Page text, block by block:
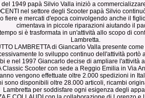
1949 papà Silvio Valla iniziò a
nel settore degli Scooter papà Silvio
fiere e mercati d'epoca coinvolgendo anche il
cimentava in piccole riparazioni aiutando il
si è trasformata in un'attività allo scopo di
Lambretta.
LAMBRETTA di Giancarlo Valla presente
lo sviluppo continuo dell'attività portò
e nel 1997 Giancarlo decise di ampliare l'attività
Classic Scooter con sede a Reggio Emilia in Via
vengono effettuate oltre 2.000 spedizioni in
sono disponibili oltre 28.000 articoli, ricambi
Lambretta per soddisfare ogni esigenza degli